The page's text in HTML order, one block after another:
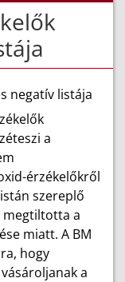
negatív listája
a
érzékelőkről
szereplő
megtiltotta a
miatt. A BM
hogy
a